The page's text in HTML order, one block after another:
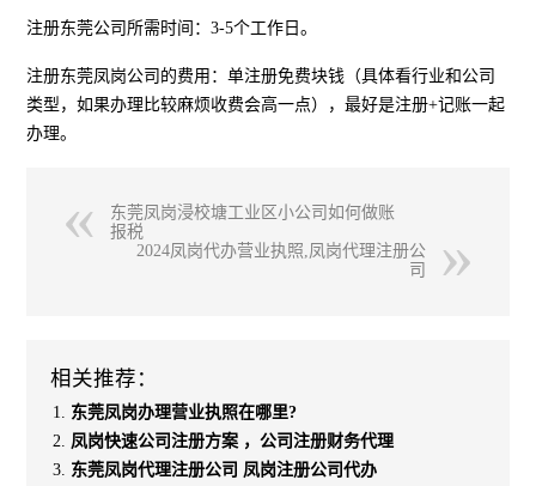
注册东莞公司所需时间：3-5个工作日。
注册东莞凤岗公司的费用：单注册免费块钱（具体看行业和公司
类型，如果办理比较麻烦收费会高一点），最好是注册+记账一起
办理。
东莞凤岗浸校塘工业区小公司如何做账
报税
2024凤岗代办营业执照,凤岗代理注册公
司
相关推荐：
东莞凤岗办理营业执照在哪里?
凤岗快速公司注册方案 ，公司注册财务代理
东莞凤岗代理注册公司 凤岗注册公司代办